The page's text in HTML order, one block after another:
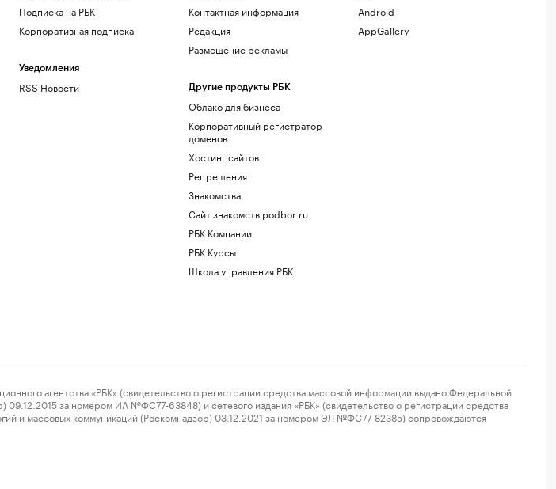
Подписка на РБК
Корпоративная подписка
Уведомления
RSS Новости
Контактная информация
Редакция
Размещение рекламы
Другие продукты РБК
Облако для бизнеса
Корпоративный регистратор
доменов
Хостинг сайтов
Рег.решения
Знакомства
Сайт знакомств podbor.ru
РБК Компании
РБК Курсы
Школа управления РБК
Android
AppGallery
агентства «РБК» (свидетельство о регистрации средства массовой информации выдано Федеральной
за номером ИА №ФС77-63848) и сетевого издания «РБК» (свидетельство о регистрации средства
и массовых коммуникаций (Роскомнадзор) 03.12.2021 за номером ЭЛ №ФС77-82385) сопровождаются